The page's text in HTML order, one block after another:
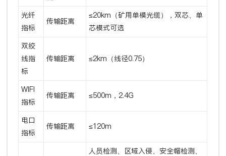
光纤
指标
传输距离
≤20km（矿用单模光缆），双芯、单
芯模式可选
双绞
线指
标
传输距离 ≤2km（线径0.75）
WIFI
指标
传输距离 ≤500m，2.4G
电口
指标
传输距离 ≤120m
人员检测、区域入侵、安全帽检测、